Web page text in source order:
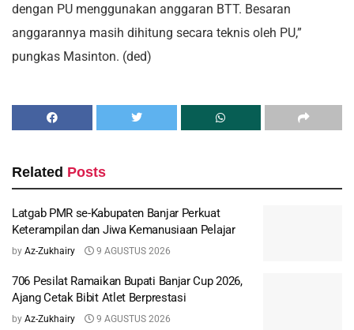
dengan PU menggunakan anggaran BTT. Besaran
anggarannya masih dihitung secara teknis oleh PU,”
pungkas Masinton. (ded)
Related Posts
Latgab PMR se-Kabupaten Banjar Perkuat
Keterampilan dan Jiwa Kemanusiaan Pelajar
by Az-Zukhairy 9 AGUSTUS 2026
706 Pesilat Ramaikan Bupati Banjar Cup 2026,
Ajang Cetak Bibit Atlet Berprestasi
by Az-Zukhairy 9 AGUSTUS 2026